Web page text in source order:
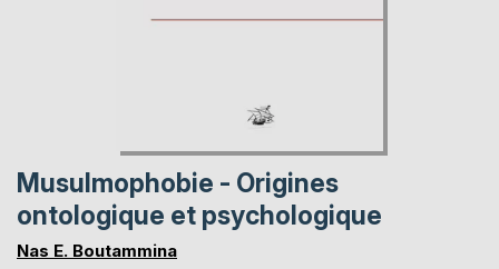
Musulmophobie - Origines
ontologique et psychologique
Nas E. Boutammina